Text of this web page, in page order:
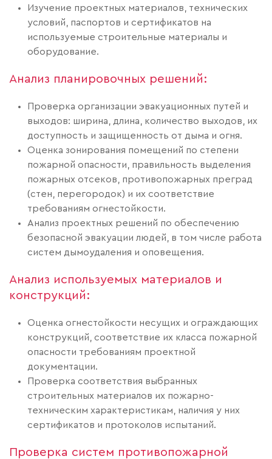
Изучение проектных материалов, технических
условий, паспортов и сертификатов на
используемые строительные материалы и
оборудование.
Анализ планировочных решений:
Проверка организации эвакуационных путей и
выходов: ширина, длина, количество выходов, их
доступность и защищенность от дыма и огня.
Оценка зонирования помещений по степени
пожарной опасности, правильность выделения
пожарных отсеков, противопожарных преград
(стен, перегородок) и их соответствие
требованиям огнестойкости.
Анализ проектных решений по обеспечению
безопасной эвакуации людей, в том числе работа
систем дымоудаления и оповещения.
Анализ используемых материалов и
конструкций:
Оценка огнестойкости несущих и ограждающих
конструкций, соответствие их класса пожарной
опасности требованиям проектной
документации.
Проверка соответствия выбранных
строительных материалов их пожарно-
техническим характеристикам, наличия у них
сертификатов и протоколов испытаний.
Проверка систем противопожарной